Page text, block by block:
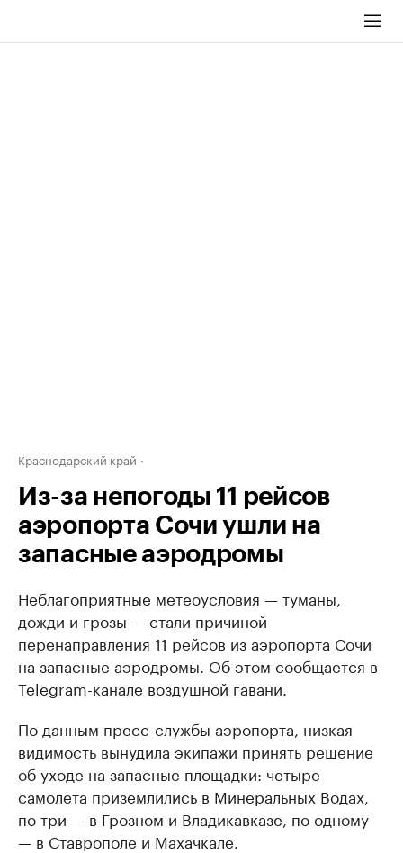
Краснодарский край
Из-за непогоды 11 рейсов
аэропорта Сочи ушли на
запасные аэродромы
Неблагоприятные метеоусловия — туманы,
дожди и грозы — стали причиной
перенаправления 11 рейсов из аэропорта Сочи
на запасные аэродромы. Об этом сообщается в
Telegram-канале воздушной гавани.
По данным пресс-службы аэропорта, низкая
видимость вынудила экипажи принять решение
об уходе на запасные площадки: четыре
самолета приземлились в Минеральных Водах,
по три — в Грозном и Владикавказе, по одному
— в Ставрополе и Махачкале.